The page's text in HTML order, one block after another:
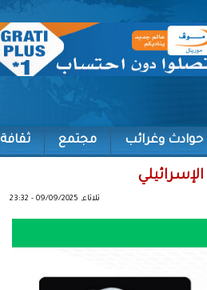
حوادث وغرائب مجتمع ثقافة
ثلاثاء, 09/09/2025 - 23:32